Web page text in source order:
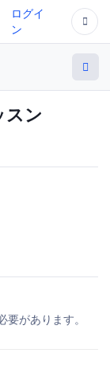
ログイ
ン
スン
要があります。